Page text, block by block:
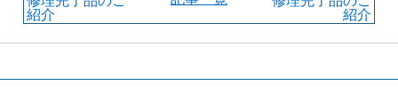
紹介
紹介